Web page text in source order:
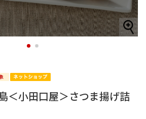
1 2
＜小田口屋＞さつま揚げ詰